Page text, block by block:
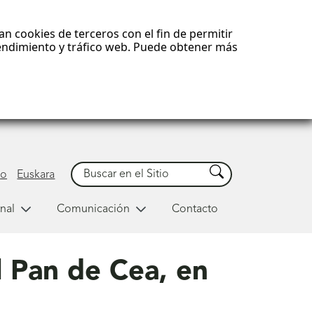
cookies de terceros con el fin de permitir
y tráfico web. Puede obtener más
Euskara
Buscar Buscar
Comunicación Contacto
de Cea, en